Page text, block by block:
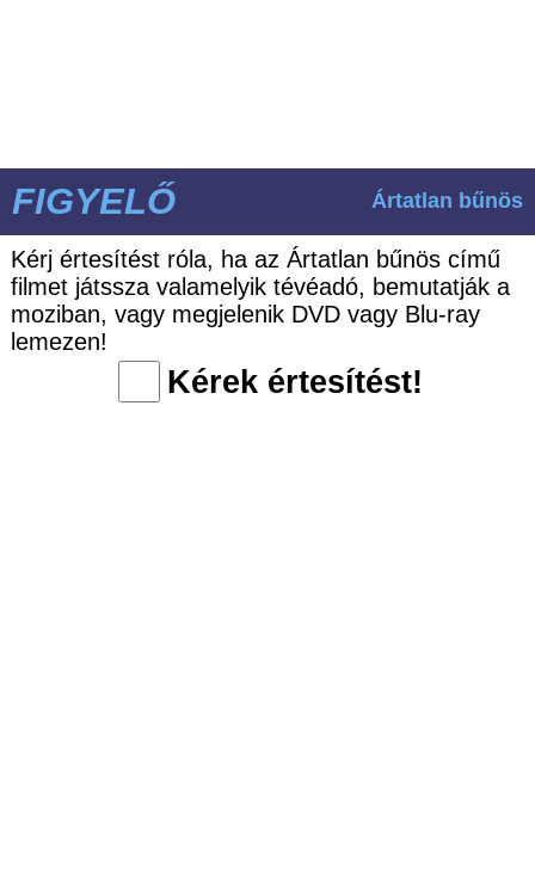
FIGYELŐ Ártatlan bűnös
Kérj értesítést róla, ha az Ártatlan bűnös című
filmet játssza valamelyik tévéadó, bemutatják a
moziban, vagy megjelenik DVD vagy Blu-ray
lemezen!
Kérek értesítést!